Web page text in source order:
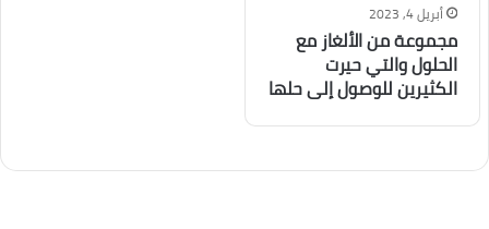
أبريل 4, 2023
مجموعة من الألغاز مع
الحلول والتي حيرت
الكثيرين للوصول إلى حلها